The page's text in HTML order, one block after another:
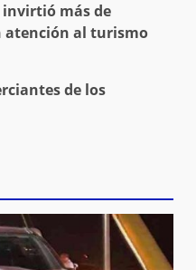
más de
atención al turismo
de los